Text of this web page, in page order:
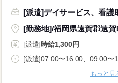
[派遣]デイサービス、看護
[勤務地]/福岡県遠賀郡遠賀
[派遣]時給1,300円
[派遣]07:00〜16:00、09:00〜
もっと見